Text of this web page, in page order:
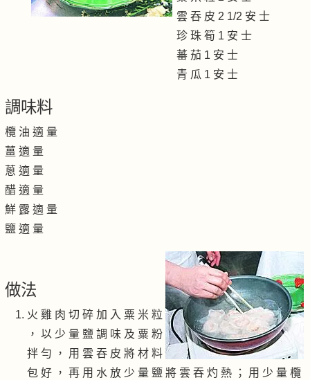
雲 吞 皮 2 1/2 安 士
珍 珠 筍 1 安 士
蕃 茄 1 安 士
青 瓜 1 安 士
調味料
欖 油 適 量
薑 適 量
蔥 適 量
醋 適 量
鮮 露 適 量
鹽 適 量
做法
火 雞 肉 切 碎 加 入 粟 米 粒
， 以 少 量 鹽 調 味 及 粟 粉
拌 勻 ， 用 雲 吞 皮 將 材 料
包 好 ， 再 用 水 放 少 量 鹽 將 雲 吞 灼 熱 ； 用 少 量 欖